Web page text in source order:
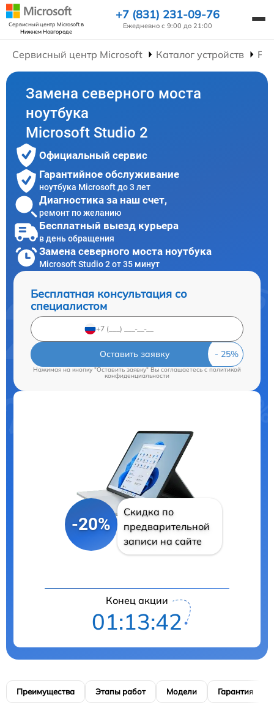
Сервисный центр Microsoftв
Нижнем Новгороде
+7 (831) 231-09-76
Ежедневно с 9:00 до 21:00
Сервисный центр Microsoft Каталог устройств
Замена северного моста
ноутбука
Microsoft Studio 2
Официальный сервис
Гарантийное обслуживание
ноутбука Microsoft до 3 лет
Диагностика за наш счет,
ремонт по желанию
Бесплатный выезд курьера
в день обращения
Замена северного моста ноутбука
Microsoft Studio 2 от 35 минут
Бесплатная консультация со
специалистом
Оставить заявку
Нажимая на кнопку "Оставить заявку" Вы соглашаетесь cполитикой
конфиденциальности
-20%
Скидка по
предварительной
записи на сайте
Конец акции
01:13:41
Преимущества Этапы работ Модели Гарантия